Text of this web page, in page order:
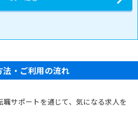
法・ご利用の流れ
サポートを通じて、気になる求人を